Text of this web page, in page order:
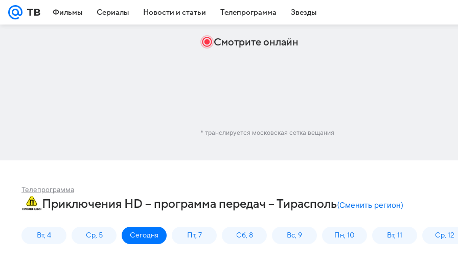
Фильмы Сериалы Новости и статьи Телепрограмма Звезды
Смотрите онлайн
* транслируется московская сетка вещания
Телепрограмма
Приключения HD – программа передач – Тирасполь(Сменить регион)
Вт, 4 Ср, 5 Сегодня Пт, 7 Сб, 8 Вс, 9 Пн, 10 Вт, 11 Ср, 12